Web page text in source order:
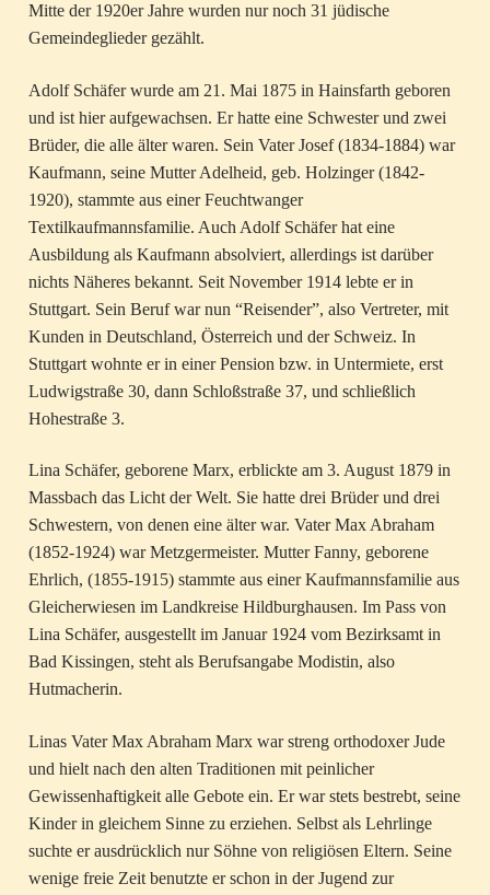
Mitte der 1920er Jahre wurden nur noch 31 jüdische
Gemeindeglieder gezählt.
Adolf Schäfer wurde am 21. Mai 1875 in Hainsfarth geboren
und ist hier aufgewachsen. Er hatte eine Schwester und zwei
Brüder, die alle älter waren. Sein Vater Josef (1834-1884) war
Kaufmann, seine Mutter Adelheid, geb. Holzinger (1842-
1920), stammte aus einer Feuchtwanger
Textilkaufmannsfamilie. Auch Adolf Schäfer hat eine
Ausbildung als Kaufmann absolviert, allerdings ist darüber
nichts Näheres bekannt. Seit November 1914 lebte er in
Stuttgart. Sein Beruf war nun “Reisender”, also Vertreter, mit
Kunden in Deutschland, Österreich und der Schweiz. In
Stuttgart wohnte er in einer Pension bzw. in Untermiete, erst
Ludwigstraße 30, dann Schloßstraße 37, und schließlich
Hohestraße 3.
Lina Schäfer, geborene Marx, erblickte am 3. August 1879 in
Massbach das Licht der Welt. Sie hatte drei Brüder und drei
Schwestern, von denen eine älter war. Vater Max Abraham
(1852-1924) war Metzgermeister. Mutter Fanny, geborene
Ehrlich, (1855-1915) stammte aus einer Kaufmannsfamilie aus
Gleicherwiesen im Landkreise Hildburghausen. Im Pass von
Lina Schäfer, ausgestellt im Januar 1924 vom Bezirksamt in
Bad Kissingen, steht als Berufsangabe Modistin, also
Hutmacherin.
Linas Vater Max Abraham Marx war streng orthodoxer Jude
und hielt nach den alten Traditionen mit peinlicher
Gewissenhaftigkeit alle Gebote ein. Er war stets bestrebt, seine
Kinder in gleichem Sinne zu erziehen. Selbst als Lehrlinge
suchte er ausdrücklich nur Söhne von religiösen Eltern. Seine
wenige freie Zeit benutzte er schon in der Jugend zur